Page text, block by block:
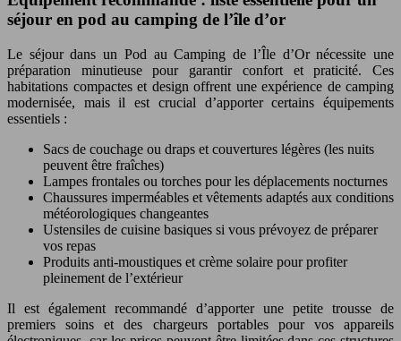
séjour en pod au camping de l’île d’or
Le séjour dans un Pod au Camping de l’Île d’Or nécessite une
préparation minutieuse pour garantir confort et praticité. Ces
habitations compactes et design offrent une expérience de camping
modernisée, mais il est crucial d’apporter certains équipements
essentiels :
Sacs de couchage ou draps et couvertures légères (les nuits
peuvent être fraîches)
Lampes frontales ou torches pour les déplacements nocturnes
Chaussures imperméables et vêtements adaptés aux conditions
météorologiques changeantes
Ustensiles de cuisine basiques si vous prévoyez de préparer
vos repas
Produits anti-moustiques et crème solaire pour profiter
pleinement de l’extérieur
Il est également recommandé d’apporter une petite trousse de
premiers soins et des chargeurs portables pour vos appareils